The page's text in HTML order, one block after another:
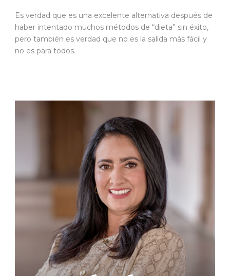
Es verdad que es una excelente alternativa después de
haber intentado muchos métodos de “dieta” sin éxito,
pero también es verdad que no es la salida más fácil y
no es para todos.